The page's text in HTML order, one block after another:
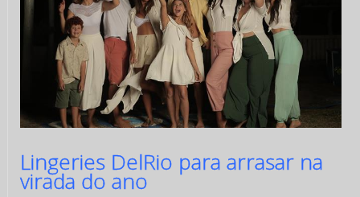
Lingeries DelRio para arrasar na
virada do ano